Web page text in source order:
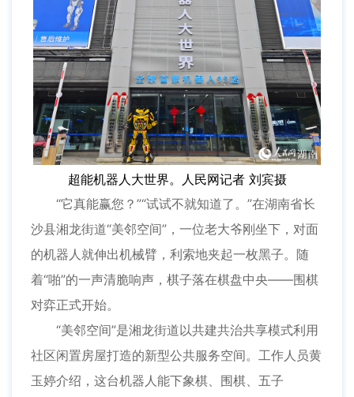
超能机器人大世界。人民网记者 刘宾摄
“它真能赢您？”“试试不就知道了。”在湖南省长
沙县湘龙街道“美邻空间”，一位老大爷刚坐下，对面
的机器人就伸出机械臂，利索地夹起一枚黑子。随
着“啪”的一声清脆响声，棋子落在棋盘中央——围棋
对弈正式开始。
“美邻空间”是湘龙街道以共建共治共享模式利用
社区闲置房屋打造的新型公共服务空间。工作人员黄
玉婷介绍，这台机器人能下象棋、围棋、五子